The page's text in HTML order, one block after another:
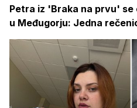
Petra iz 'Braka na prvu'
u Međugorju: Jedna